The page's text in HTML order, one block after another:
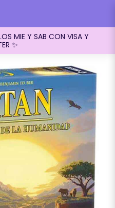
MIE Y SAB CON VISA Y
✨